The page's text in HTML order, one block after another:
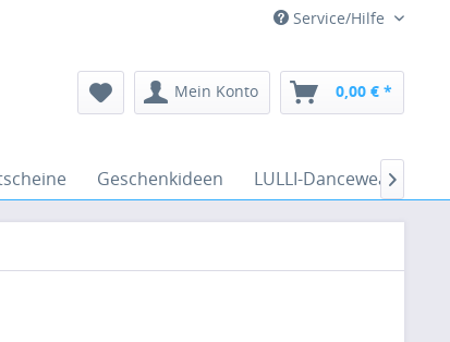
Service/Hilfe
Mein Konto 0,00 € *
Geschenkideen LULLI-Dancewear
